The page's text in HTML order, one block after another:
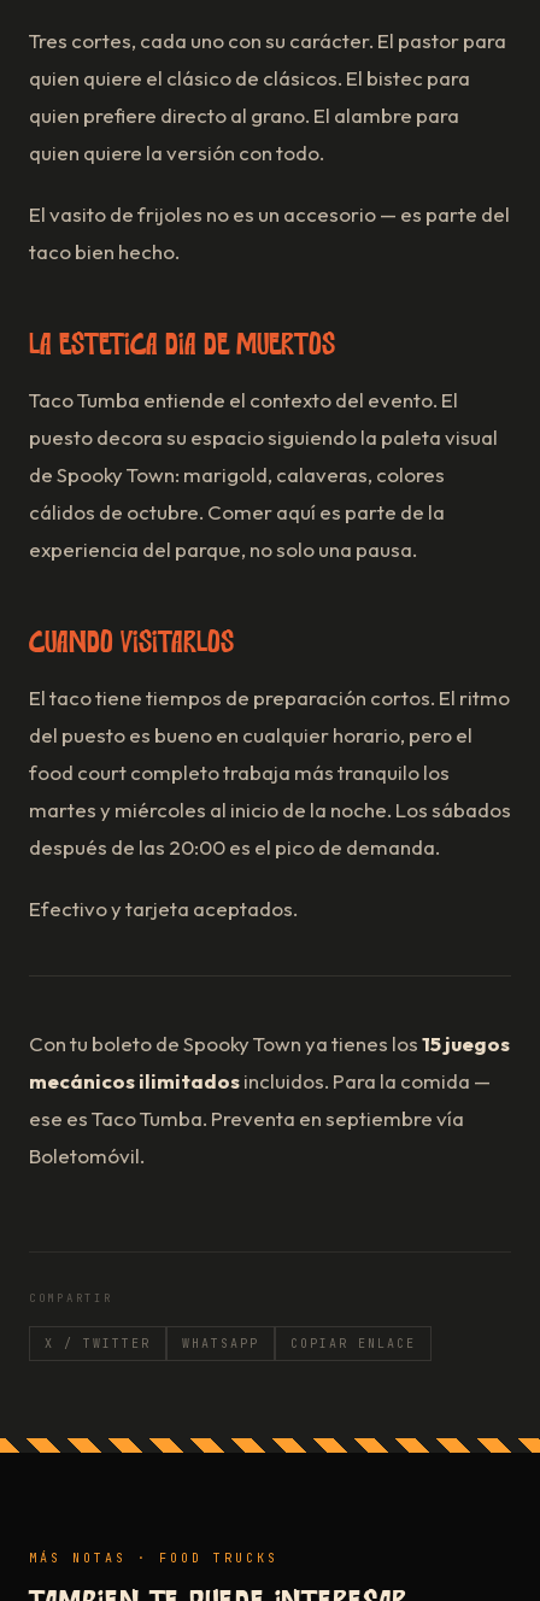
Tres cortes, cada uno con su carácter. El pastor para
quien quiere el clásico de clásicos. El bistec para
quien prefiere directo al grano. El alambre para
quien quiere la versión con todo.
El vasito de frijoles no es un accesorio — es parte del
taco bien hecho.
La estética Día de Muertos
Taco Tumba entiende el contexto del evento. El
puesto decora su espacio siguiendo la paleta visual
de Spooky Town: marigold, calaveras, colores
cálidos de octubre. Comer aquí es parte de la
experiencia del parque, no solo una pausa.
Cuándo visitarlos
El taco tiene tiempos de preparación cortos. El ritmo
del puesto es bueno en cualquier horario, pero el
food court completo trabaja más tranquilo los
martes y miércoles al inicio de la noche. Los sábados
después de las 20:00 es el pico de demanda.
Efectivo y tarjeta aceptados.
Con tu boleto de Spooky Town ya tienes los15 juegos
mecánicos ilimitadosincluidos. Para la comida —
ese es Taco Tumba. Preventa en septiembre vía
Boletomóvil.
COMPARTIR
X / TWITTER WHATSAPP COPIAR ENLACE
MÁS NOTAS · FOOD TRUCKS